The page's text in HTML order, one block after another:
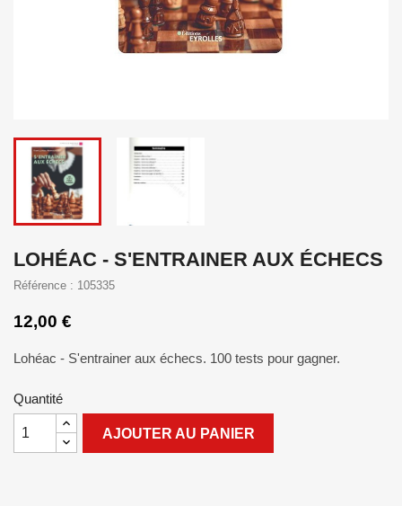
LOHÉAC - S'ENTRAINER AUX ÉCHECS
Référence : 105335
12,00 €
Lohéac - S'entrainer aux échecs. 100 tests pour gagner.
Quantité
AJOUTER AU PANIER